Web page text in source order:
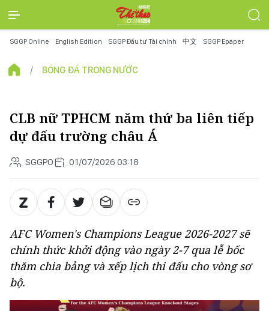
SGGP Online English Edition SGGP Đầu tư Tài chính 中文 SGGP Epaper
BÓNG ĐÁ TRONG NƯỚC
CLB nữ TPHCM năm thứ ba liên tiếp
dự đấu trường châu Á
SGGPO 01/07/2026 03:18
AFC Women's Champions League 2026-2027 sẽ
chính thức khởi động vào ngày 2-7 qua lễ bốc
thăm chia bảng và xếp lịch thi đấu cho vòng sơ
bộ.